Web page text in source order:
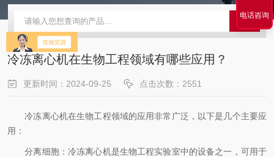
冷冻离心机在生物工程领域有哪些应用？
更新时间：2024-09-25 点击次数：2551
冷冻离心机在生物工程领域的应用非常广泛，以下是几个主要应
用：
分离细胞：冷冻离心机是生物工程实验室中的设备之一，可用于
电话咨询